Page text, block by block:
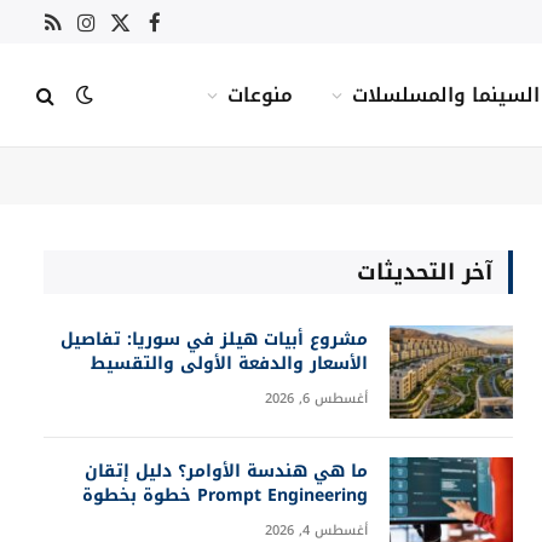
فيسبوك
X الانستغرام
RSS
السينما والمسلسلات منوعات
آخر التحديثات
مشروع أبيات هيلز في سوريا: تفاصيل
الأسعار والدفعة الأولى والتقسيط
أغسطس 6, 2026
ما هي هندسة الأوامر؟ دليل إتقان
Prompt Engineering خطوة بخطوة
أغسطس 4, 2026